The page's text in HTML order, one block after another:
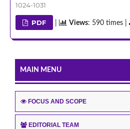
1024-1031
PDF Views: 590 times |
MAIN MENU
FOCUS AND SCOPE
EDITORIAL TEAM